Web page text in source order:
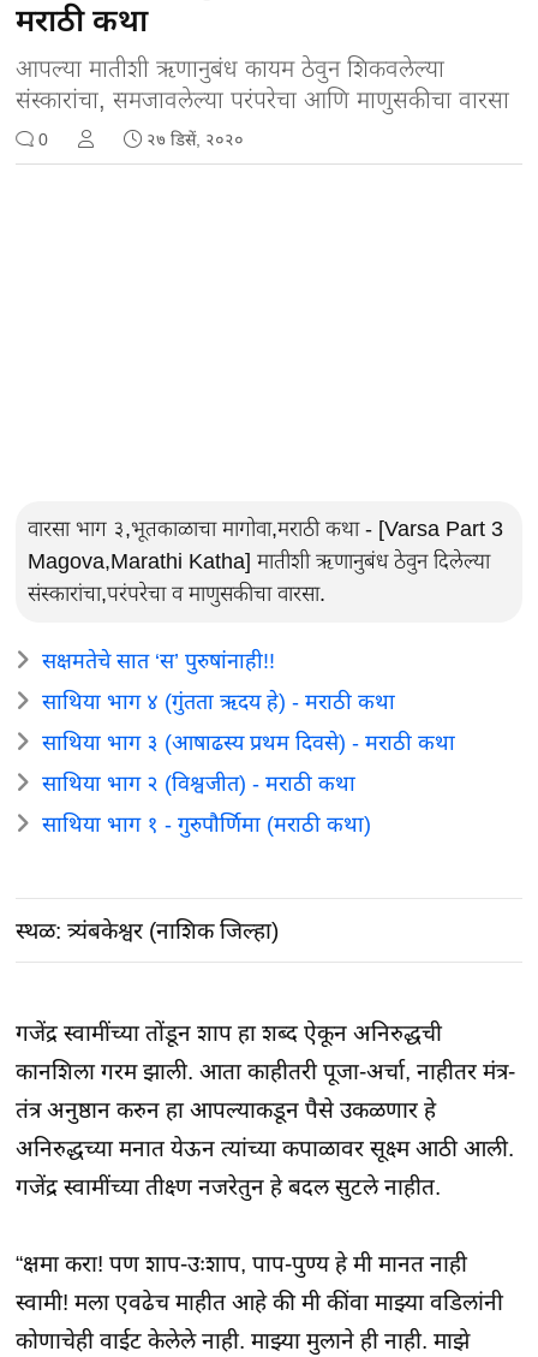
मराठी कथा
आपल्या मातीशी ऋणानुबंध कायम ठेवुन शिकवलेल्या
संस्कारांचा, समजावलेल्या परंपरेचा आणि माणुसकीचा वारसा
0 २७ डिसें, २०२०
वारसा भाग ३,भूतकाळाचा मागोवा,मराठी कथा - [Varsa Part 3
Magova,Marathi Katha] मातीशी ऋणानुबंध ठेवुन दिलेल्या
संस्कारांचा,परंपरेचा व माणुसकीचा वारसा.
सक्षमतेचे सात ‘स’ पुरुषांनाही!!
साथिया भाग ४ (गुंतता ऋदय हे) - मराठी कथा
साथिया भाग ३ (आषाढस्य प्रथम दिवसे) - मराठी कथा
साथिया भाग २ (विश्वजीत) - मराठी कथा
साथिया भाग १ - गुरुपौर्णिमा (मराठी कथा)
स्थळ: त्र्यंबकेश्वर (नाशिक जिल्हा)
गजेंद्र स्वामींच्या तोंडून शाप हा शब्द ऐकून अनिरुद्धची
कानशिला गरम झाली. आता काहीतरी पूजा-अर्चा, नाहीतर मंत्र-
तंत्र अनुष्ठान करुन हा आपल्याकडून पैसे उकळणार हे
अनिरुद्धच्या मनात येऊन त्यांच्या कपाळावर सूक्ष्म आठी आली.
गजेंद्र स्वामींच्या तीक्ष्ण नजरेतुन हे बदल सुटले नाहीत.
“क्षमा करा! पण शाप-उःशाप, पाप-पुण्य हे मी मानत नाही
स्वामी! मला एवढेच माहीत आहे की मी कींवा माझ्या वडिलांनी
कोणाचेही वाईट केलेले नाही. माझ्या मुलाने ही नाही. माझे